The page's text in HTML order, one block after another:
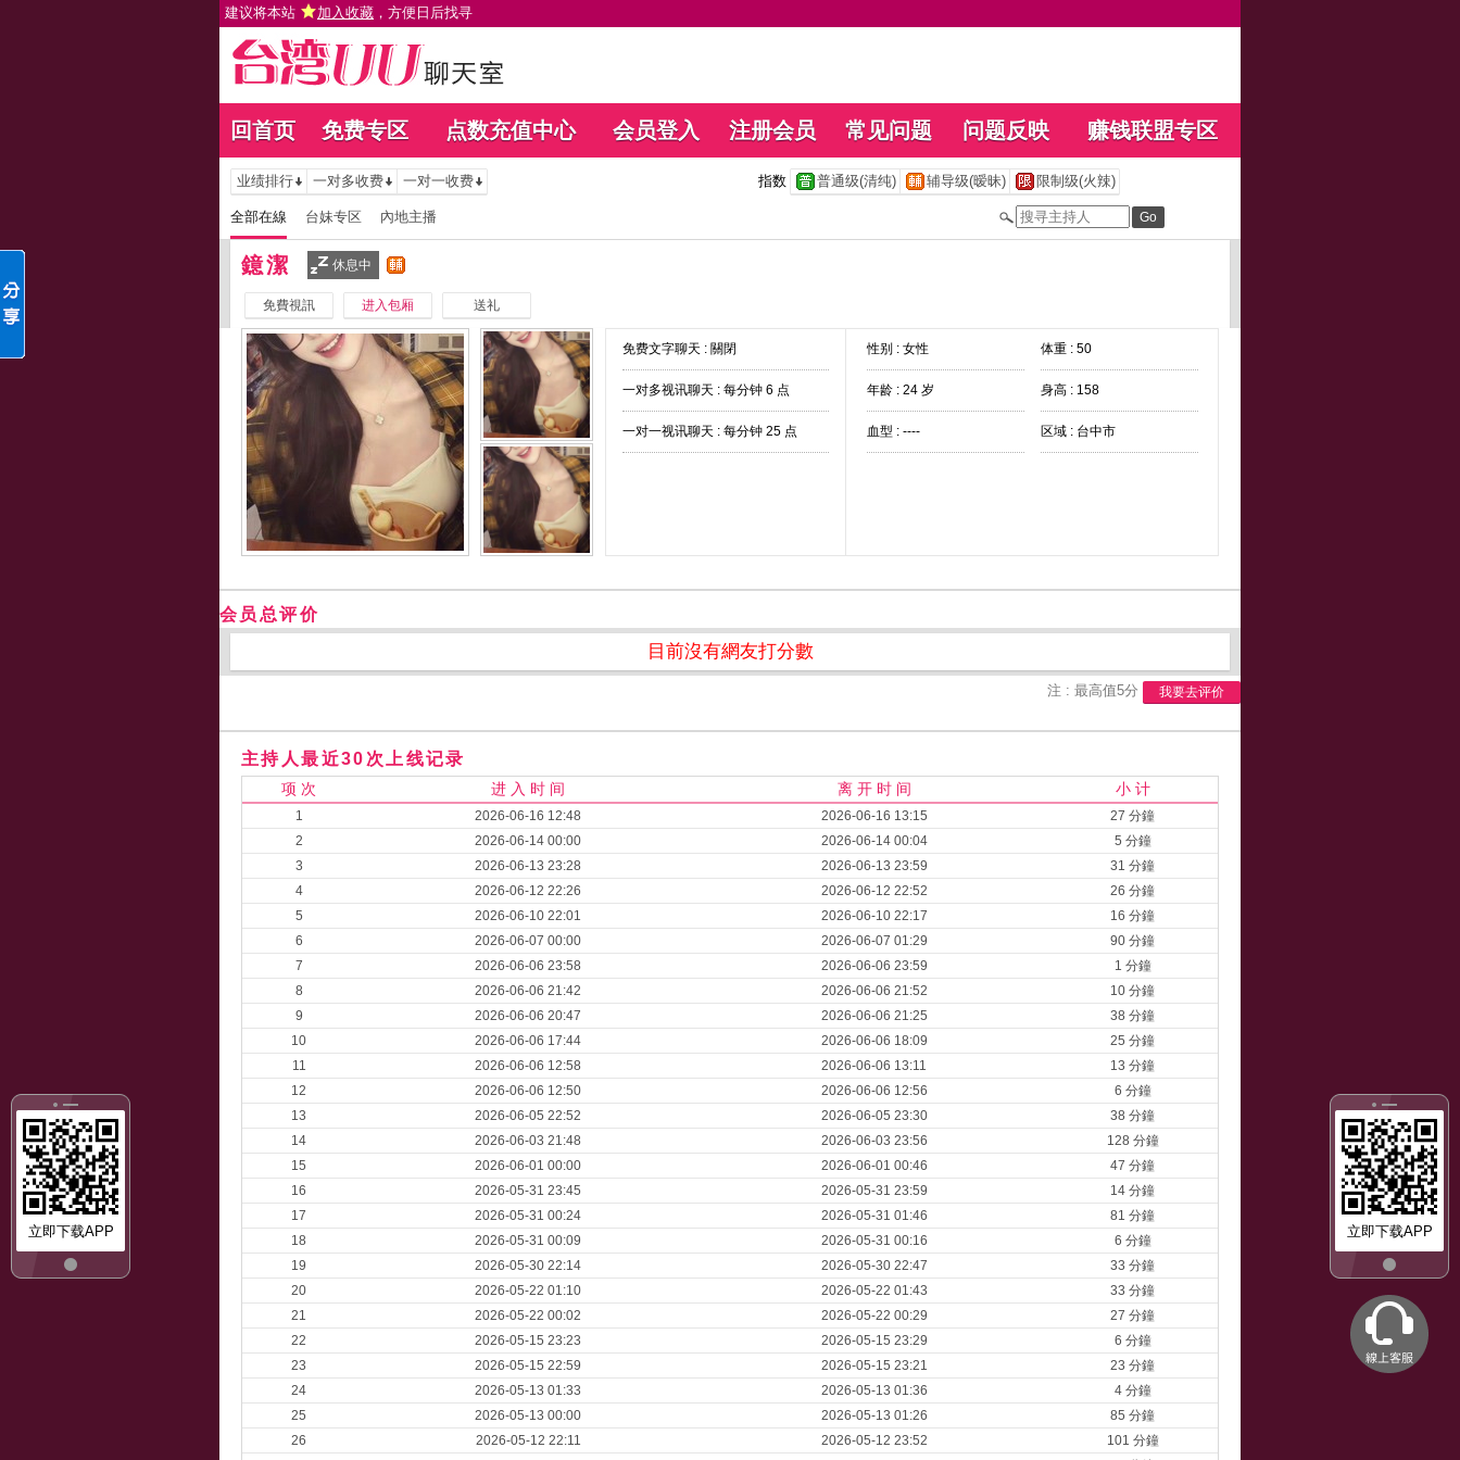
建议将本站 加入收藏 ，方便日后找寻
回首页 免费专区 点数充值中心 会员登入 注册会员 常见问题 问题反映 赚钱联盟专区
立即下载APP
立即下载APP
业绩排行 一对多收费 一对一收费 指数 普通级(清纯) 辅导级(暧昧) 限制级(火辣)
全部在線 台妹专区 內地主播
鐿潔 休息中
免費視訊 进入包厢 送礼
免费文字聊天 : 關閉
一对多视讯聊天 : 每分钟 6 点
一对一视讯聊天 : 每分钟 25 点
性别 : 女性 体重 : 50
年龄 : 24 岁 身高 : 158
血型 : ---- 区域 : 台中市
会员总评价
目前沒有網友打分數
注 : 最高值5分 我要去评价
主持人最近30次上线记录
项 次 进 入 时 间 离 开 时 间 小 计
1 2026-06-16 12:48 2026-06-16 13:15
27 分鐘
2
2026-06-14 00:00 2026-06-14 00:04
5 分鐘
3
2026-06-13 23:28 2026-06-13 23:59
31 分鐘
4
2026-06-12 22:26 2026-06-12 22:52
26 分鐘
5
2026-06-10 22:01 2026-06-10 22:17
16 分鐘
6
2026-06-07 00:00 2026-06-07 01:29
90 分鐘
7
2026-06-06 23:58 2026-06-06 23:59
1 分鐘
8
2026-06-06 21:42 2026-06-06 21:52
10 分鐘
9
2026-06-06 20:47 2026-06-06 21:25
38 分鐘
10
2026-06-06 17:44 2026-06-06 18:09
25 分鐘
11
2026-06-06 12:58 2026-06-06 13:11
13 分鐘
12
2026-06-06 12:50 2026-06-06 12:56
6 分鐘
13
2026-06-05 22:52 2026-06-05 23:30
38 分鐘
14
2026-06-03 21:48 2026-06-03 23:56
128 分鐘
15
2026-06-01 00:00 2026-06-01 00:46
47 分鐘
16
2026-05-31 23:45 2026-05-31 23:59
14 分鐘
17
2026-05-31 00:24 2026-05-31 01:46
81 分鐘
18
2026-05-31 00:09 2026-05-31 00:16
6 分鐘
19
2026-05-30 22:14 2026-05-30 22:47
33 分鐘
20
2026-05-22 01:10 2026-05-22 01:43
33 分鐘
21
2026-05-22 00:02 2026-05-22 00:29
27 分鐘
22
2026-05-15 23:23 2026-05-15 23:29
6 分鐘
23
2026-05-15 22:59 2026-05-15 23:21
23 分鐘
24
2026-05-13 01:33 2026-05-13 01:36
4 分鐘
25
2026-05-13 00:00 2026-05-13 01:26
85 分鐘
26
2026-05-12 22:11 2026-05-12 23:52
101 分鐘